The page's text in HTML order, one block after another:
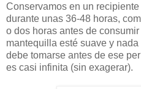
Conservamos en un
durante unas 36-48 horas,
o dos horas antes de
mantequilla esté suave y
debe tomarse antes de ese
es casi infinita (sin exagerar).